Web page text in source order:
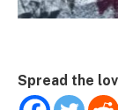
Spread the